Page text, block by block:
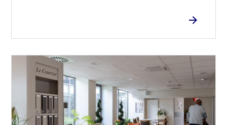
Voir les prix et prestations
Mis à jour le : 03/10/2025
Résidence Delcourt Ponchelet
Adresse
55 rue Jules Guesde
29200-Brest